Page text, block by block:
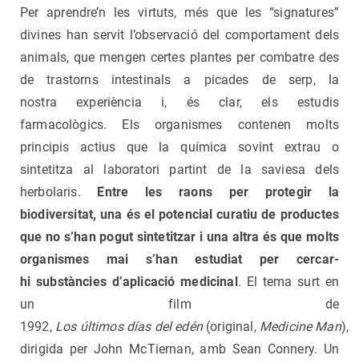
Per aprendre’n les virtuts, més que les “signatures”
divines han servit l’observació del comportament dels
animals, que mengen certes plantes per combatre des
de trastorns intestinals a picades de serp, la
nostra experiència i, és clar, els estudis
farmacològics. Els organismes contenen molts
principis actius que la química sovint extrau o
sintetitza al laboratori partint de la saviesa dels
herbolaris. Entre les raons per protegir la
biodiversitat, una és el potencial curatiu de productes
que no s’han pogut sintetitzar i una altra és que molts
organismes mai s’han estudiat per cercar-
hi substàncies d’aplicació medicinal. El tema surt en
un film de
1992, Los últimos días del edén(original, Medicine Man),
dirigida per John McTiernan, amb Sean Connery. Un